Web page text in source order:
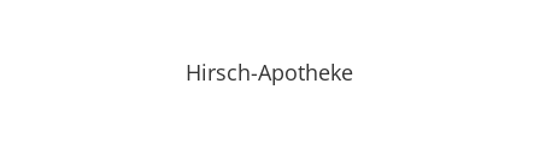
Hirsch-Apotheke